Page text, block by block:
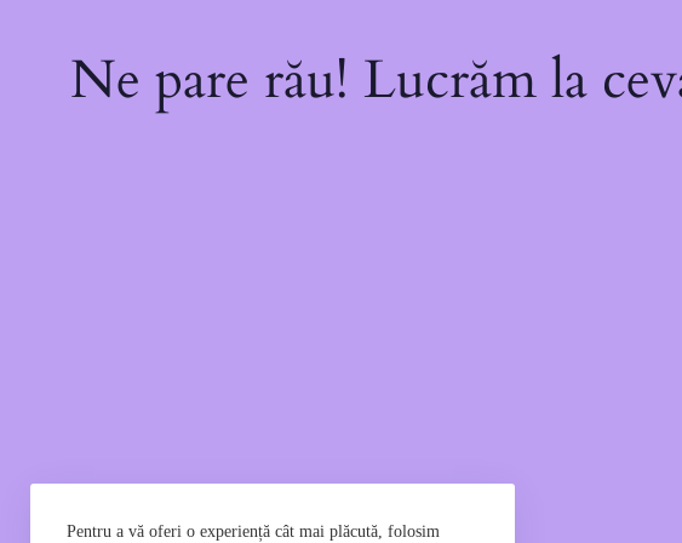
Pentru a vă oferi o experiență cât mai plăcută, folosim
Ne pare rău! Lucrăm la